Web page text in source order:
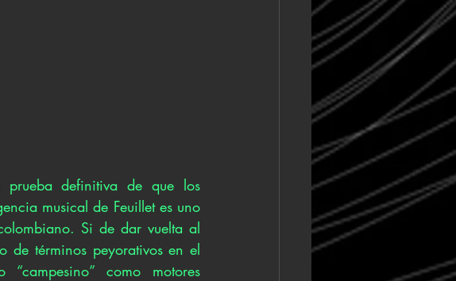
prueba definitiva de que los
musical de Feuillet es uno
Si de dar vuelta al
de términos peyorativos en el
como motores